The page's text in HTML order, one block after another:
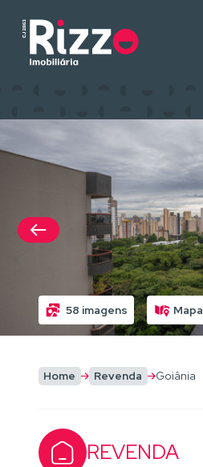
58 imagens Mapa
Home Revenda Goiânia
REVENDA